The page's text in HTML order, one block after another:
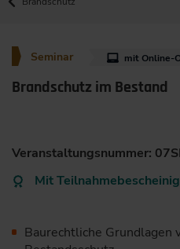
Seminar mit Online-
Brandschutz im Bestand
Veranstaltungsnummer:
Mit
Baurechtliche Grundlagen